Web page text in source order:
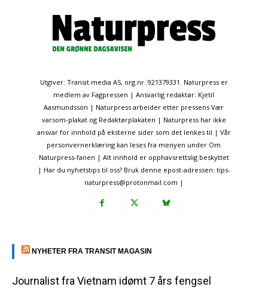
Utgiver: Transit media AS, org.nr. 921379331. Naturpress er
medlem av Fagpressen | Ansvarlig redaktør: Kjetil
Aasmundsson | Naturpress arbeider etter pressens Vær
varsom-plakat og Redaktørplakaten | Naturpress har ikke
ansvar for innhold på eksterne sider som det lenkes til | Vår
personvernerklæring kan leses fra menyen under Om
Naturpress-fanen | Alt innhold er opphavsrettslig beskyttet
| Har du nyhetstips til oss? Bruk denne epost-adressen: tips-
naturpress@protonmail.com |
NYHETER FRA TRANSIT MAGASIN
Journalist fra Vietnam idømt 7 års fengsel